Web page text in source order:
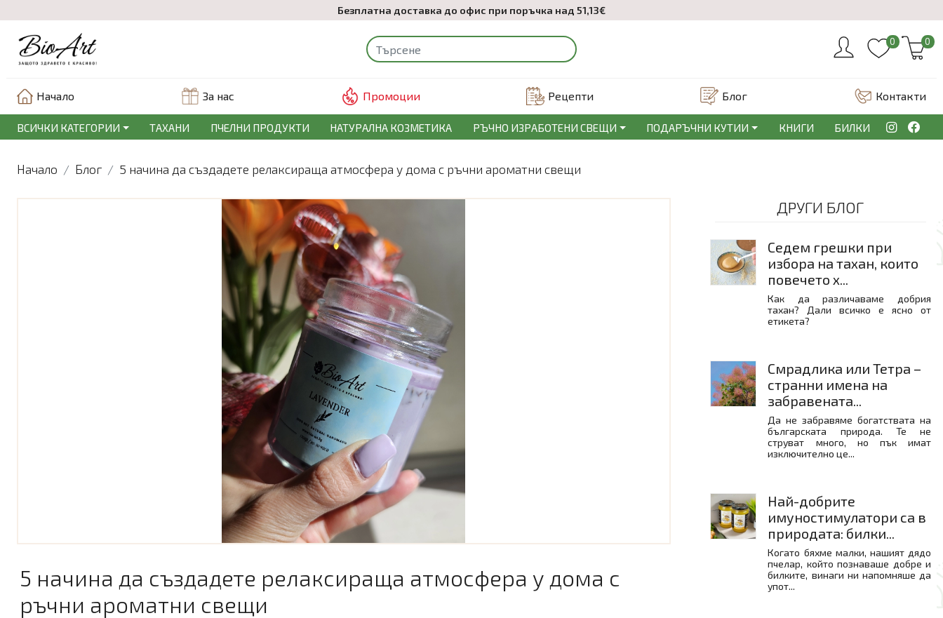
Безплатна доставка до офис при поръчка над 51,13€
0 0
Начало За нас Промоции Рецепти Блог Контакти
ВСИЧКИ КАТЕГОРИИ ТАХАНИ ПЧЕЛНИ ПРОДУКТИ НАТУРАЛНА КОЗМЕТИКА РЪЧНО ИЗРАБОТЕНИ СВЕЩИ ПОДАРЪЧНИ КУТИИ КНИГИ БИЛКИ
Начало Блог 5 начина да създадете релаксираща атмосфера у дома с ръчни ароматни свещи
5 начина да създадете релаксираща атмосфера у дома с
ръчни ароматни свещи
ДРУГИ БЛОГ
Седем грешки при
избора на тахан, които
повечето х...
Как да различаваме добрия
тахан? Дали всичко е ясно от
етикета?
Смрадлика или Тетра –
странни имена на
забравената...
Да не забравяме богатствата на
българската природа. Те не
струват много, но пък имат
изключително це...
Най-добрите
имуностимулатори са в
природата: билки...
Когато бяхме малки, нашият дядо
пчелар, който познаваше добре и
билките, винаги ни напомняше да
упот...